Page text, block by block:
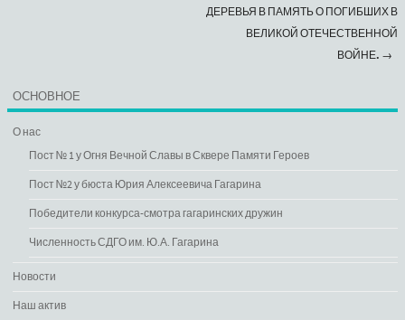
ДЕРЕВЬЯ В ПАМЯТЬ О ПОГИБШИХ В
ВЕЛИКОЙ ОТЕЧЕСТВЕННОЙ
ВОЙНЕ. →
ОСНОВНОЕ
О нас
Пост № 1 у Огня Вечной Славы в Сквере Памяти Героев
Пост №2 у бюста Юрия Алексеевича Гагарина
Победители конкурса-смотра гагаринских дружин
Численность СДГО им. Ю.А. Гагарина
Новости
Наш актив